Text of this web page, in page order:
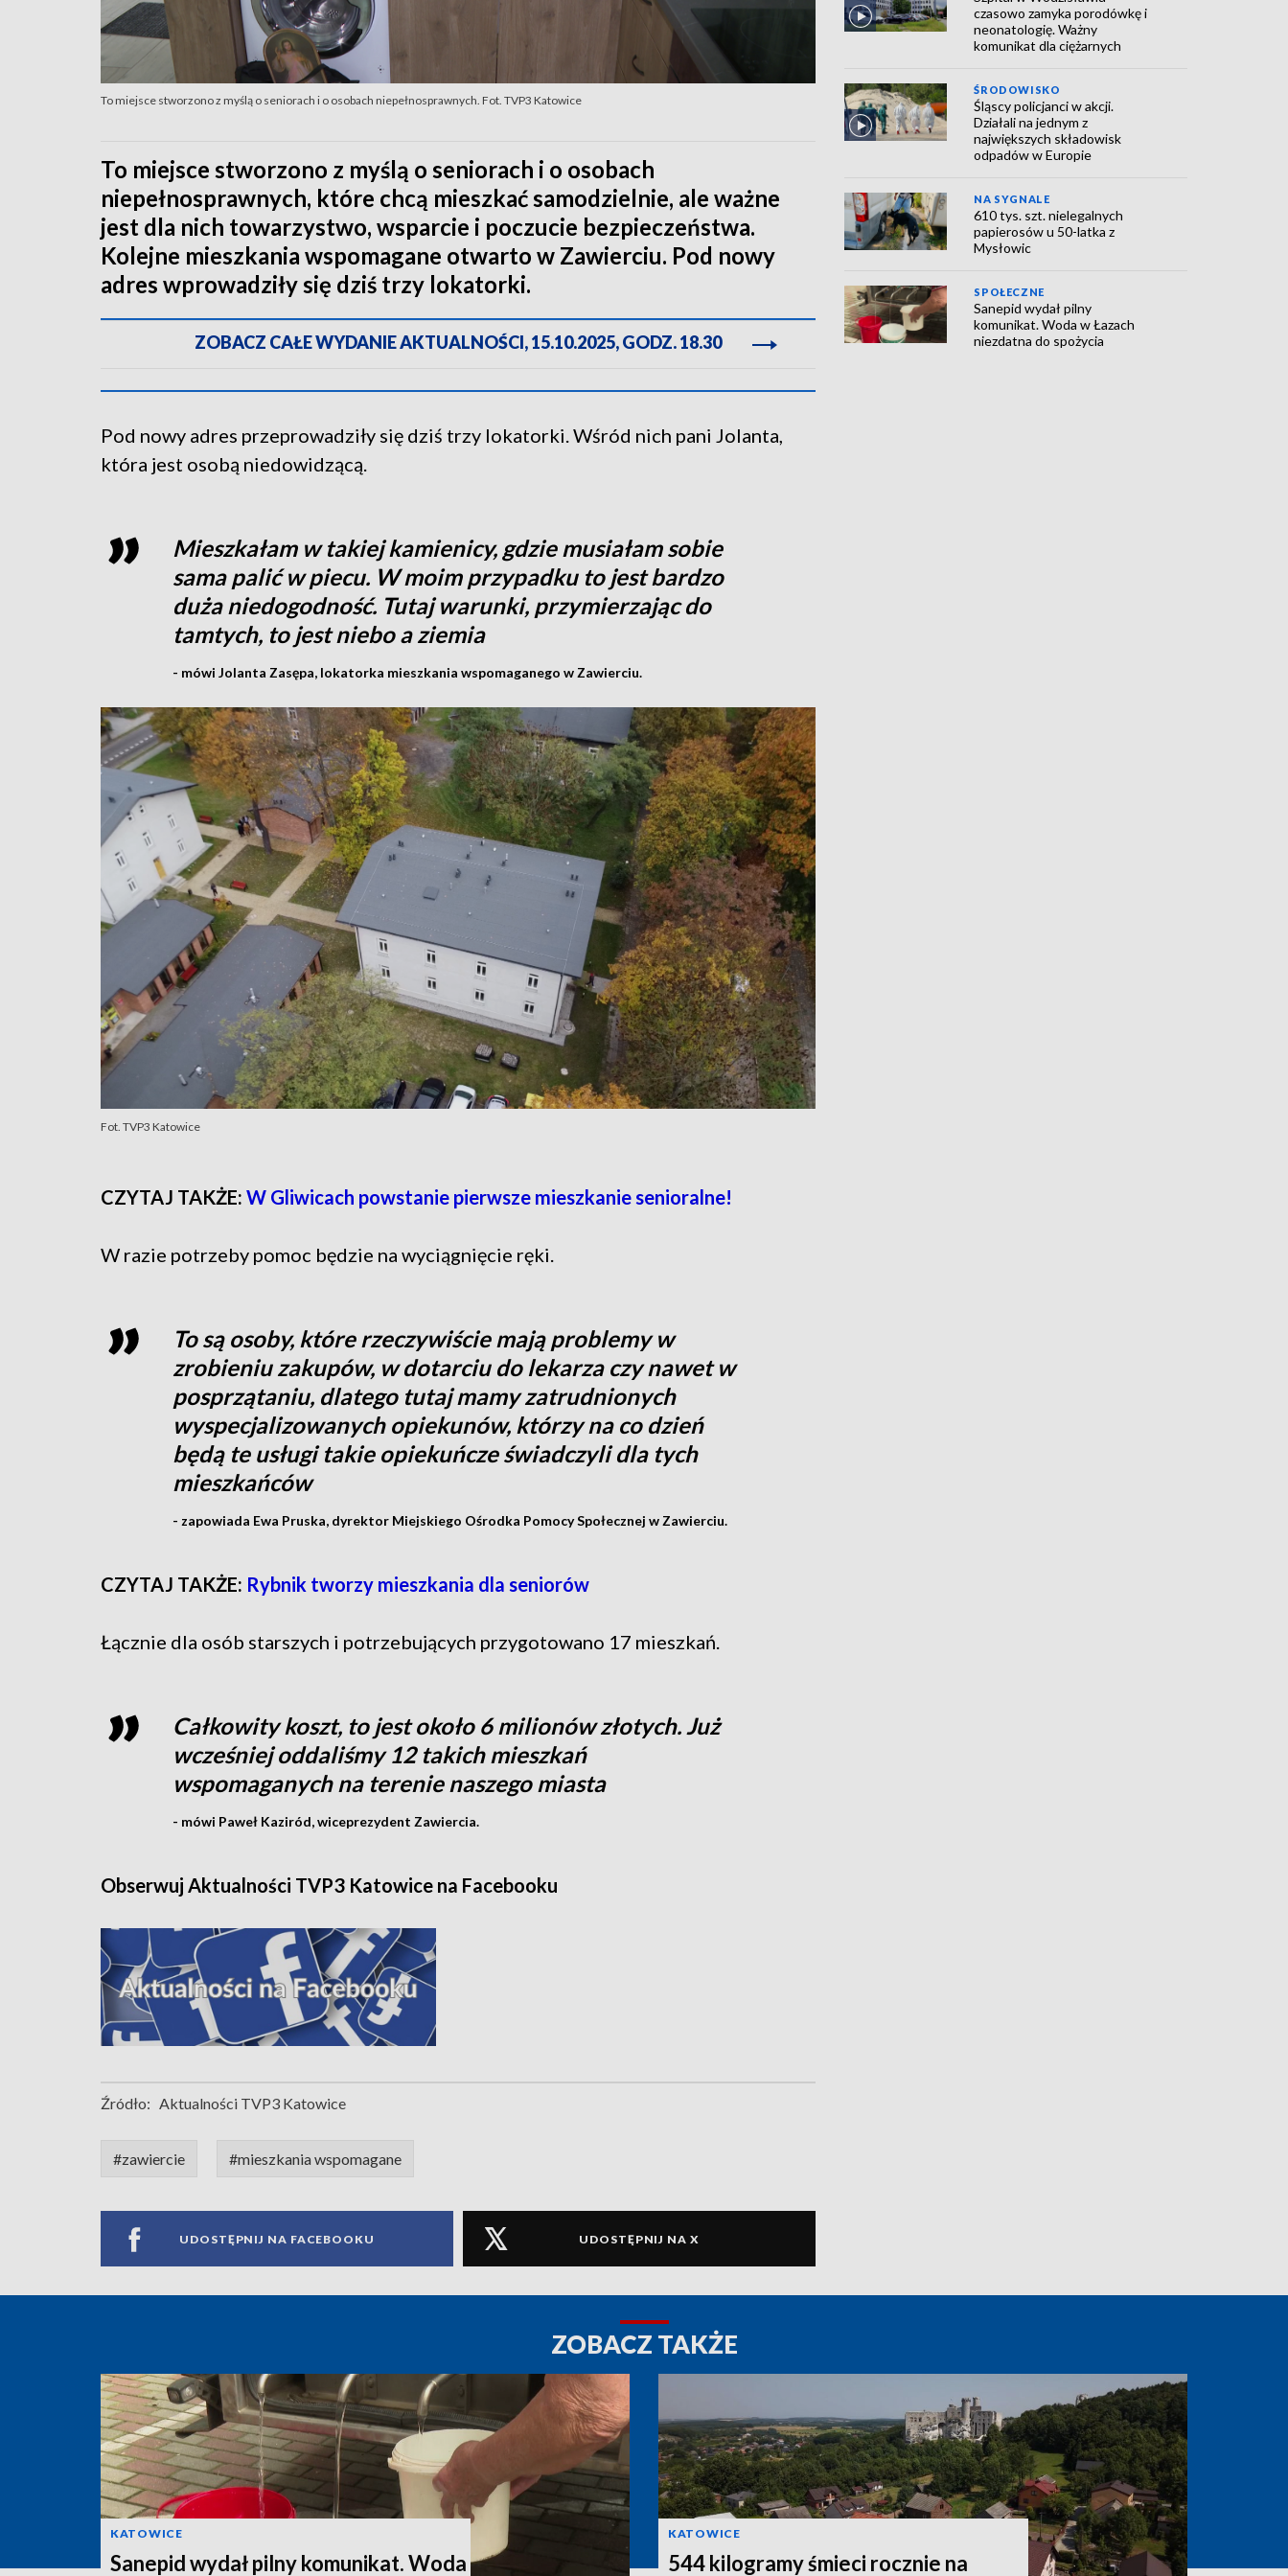
To miejsce stworzono z myślą o seniorach i o osobach niepełnosprawnych. Fot. TVP3 Katowice
To miejsce stworzono z myślą o seniorach i o osobach
niepełnosprawnych, które chcą mieszkać samodzielnie, ale ważne
jest dla nich towarzystwo, wsparcie i poczucie bezpieczeństwa.
Kolejne mieszkania wspomagane otwarto w Zawierciu. Pod nowy
adres wprowadziły się dziś trzy lokatorki.
ZOBACZ CAŁE WYDANIE AKTUALNOŚCI, 15.10.2025, GODZ. 18.30
Pod nowy adres przeprowadziły się dziś trzy lokatorki. Wśród nich pani Jolanta,
która jest osobą niedowidzącą.
Mieszkałam w takiej kamienicy, gdzie musiałam sobie
sama palić w piecu. W moim przypadku to jest bardzo
duża niedogodność. Tutaj warunki, przymierzając do
tamtych, to jest niebo a ziemia
- mówi Jolanta Zasępa, lokatorka mieszkania wspomaganego w Zawierciu.
Fot. TVP3 Katowice
CZYTAJ TAKŻE: W Gliwicach powstanie pierwsze mieszkanie senioralne!
W razie potrzeby pomoc będzie na wyciągnięcie ręki.
To są osoby, które rzeczywiście mają problemy w
zrobieniu zakupów, w dotarciu do lekarza czy nawet w
posprzątaniu, dlatego tutaj mamy zatrudnionych
wyspecjalizowanych opiekunów, którzy na co dzień
będą te usługi takie opiekuńcze świadczyli dla tych
mieszkańców
- zapowiada Ewa Pruska, dyrektor Miejskiego Ośrodka Pomocy Społecznej w Zawierciu.
CZYTAJ TAKŻE: Rybnik tworzy mieszkania dla seniorów
Łącznie dla osób starszych i potrzebujących przygotowano 17 mieszkań.
Całkowity koszt, to jest około 6 milionów złotych. Już
wcześniej oddaliśmy 12 takich mieszkań
wspomaganych na terenie naszego miasta
- mówi Paweł Kaziród, wiceprezydent Zawiercia.
Obserwuj Aktualności TVP3 Katowice na Facebooku
Źródło: Aktualności TVP3 Katowice
#zawiercie #mieszkania wspomagane
UDOSTĘPNIJ NA FACEBOOKU UDOSTĘPNIJ NA X
czasowo zamyka porodówkę i
neonatologię. Ważny
komunikat dla ciężarnych
ŚRODOWISKO
Śląscy policjanci w akcji.
Działali na jednym z
największych składowisk
odpadów w Europie
NA SYGNALE
610 tys. szt. nielegalnych
papierosów u 50-latka z
Mysłowic
SPOŁECZNE
Sanepid wydał pilny
komunikat. Woda w Łazach
niezdatna do spożycia
ZOBACZ TAKŻE
KATOWICE
Sanepid wydał pilny komunikat. Woda
KATOWICE
544 kilogramy śmieci rocznie na